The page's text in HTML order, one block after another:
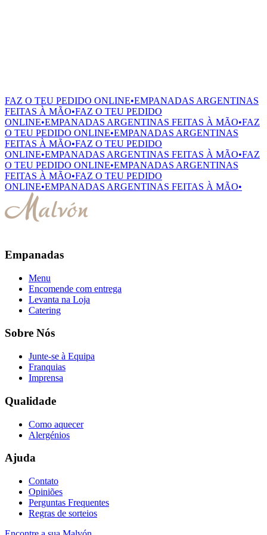
FAZ O TEU PEDIDO ONLINE•EMPANADAS ARGENTINAS
FEITAS À MÃO•FAZ O TEU PEDIDO
ONLINE•EMPANADAS ARGENTINAS FEITAS À MÃO•FAZ
O TEU PEDIDO ONLINE•EMPANADAS ARGENTINAS
FEITAS À MÃO•FAZ O TEU PEDIDO
ONLINE•EMPANADAS ARGENTINAS FEITAS À MÃO•FAZ
O TEU PEDIDO ONLINE•EMPANADAS ARGENTINAS
FEITAS À MÃO•FAZ O TEU PEDIDO
ONLINE•EMPANADAS ARGENTINAS FEITAS À MÃO•
Empanadas
Menu
Encomende com entrega
Levanta na Loja
Catering
Sobre Nós
Junte-se à Equipa
Franquias
Imprensa
Qualidade
Como aquecer
Alergénios
Ajuda
Contato
Opiniões
Perguntas Frequentes
Regras de sorteios